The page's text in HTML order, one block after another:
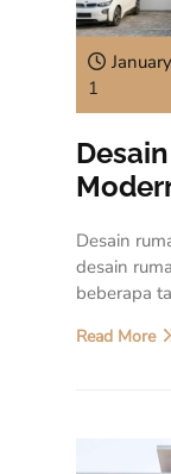
1
Desain
desain
beberapa
Read More